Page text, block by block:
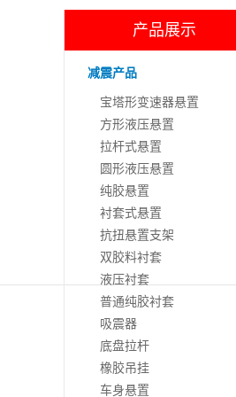
产品展示
减震产品
宝塔形变速器悬置
方形液压悬置
拉杆式悬置
圆形液压悬置
纯胶悬置
衬套式悬置
抗扭悬置支架
双胶料衬套
液压衬套
普通纯胶衬套
吸震器
底盘拉杆
橡胶吊挂
车身悬置